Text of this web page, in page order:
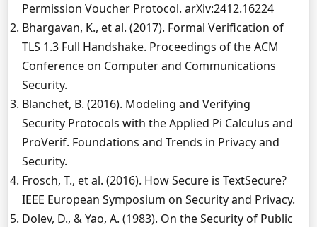
Permission Voucher Protocol. arXiv:2412.16224
Bhargavan, K., et al. (2017). Formal Verification of
TLS 1.3 Full Handshake. Proceedings of the ACM
Conference on Computer and Communications
Security.
Blanchet, B. (2016). Modeling and Verifying
Security Protocols with the Applied Pi Calculus and
ProVerif. Foundations and Trends in Privacy and
Security.
Frosch, T., et al. (2016). How Secure is TextSecure?
IEEE European Symposium on Security and Privacy.
Dolev, D., & Yao, A. (1983). On the Security of Public